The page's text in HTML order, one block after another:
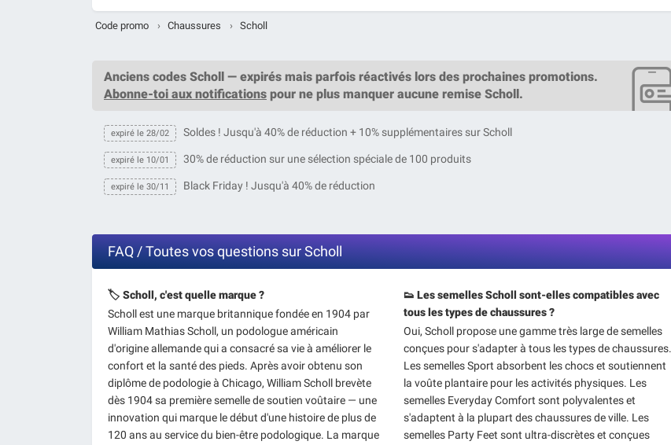
Code promo › Chaussures › Scholl
Anciens codes Scholl — expirés mais parfois réactivés lors des prochaines promotions.
Abonne-toi aux notifications pour ne plus manquer aucune remise Scholl.
expiré le 28/02 Soldes ! Jusqu'à 40% de réduction + 10% supplémentaires sur Scholl
expiré le 10/01 30% de réduction sur une sélection spéciale de 100 produits
expiré le 30/11 Black Friday ! Jusqu'à 40% de réduction
FAQ / Toutes vos questions sur Scholl
🏷️ Scholl, c'est quelle marque ?
Scholl est une marque britannique fondée en 1904 par
William Mathias Scholl, un podologue américain
d'origine allemande qui a consacré sa vie à améliorer le
confort et la santé des pieds. Après avoir obtenu son
diplôme de podologie à Chicago, William Scholl brevète
dès 1904 sa première semelle de soutien voûtaire — une
innovation qui marque le début d'une histoire de plus de
120 ans au service du bien-être podologique. La marque
👟 Les semelles Scholl sont-elles compatibles avec
tous les types de chaussures ?
Oui, Scholl propose une gamme très large de semelles
conçues pour s'adapter à tous les types de chaussures.
Les semelles Sport absorbent les chocs et soutiennent
la voûte plantaire pour les activités physiques. Les
semelles Everyday Comfort sont polyvalentes et
s'adaptent à la plupart des chaussures de ville. Les
semelles Party Feet sont ultra-discrètes et conçues